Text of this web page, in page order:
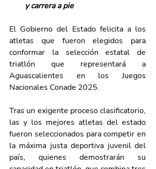
y carrera a pie
El Gobierno del Estado felicita a los
atletas que fueron elegidos para
conformar la selección estatal de
triatlón que representará a
Aguascalientes en los Juegos
Nacionales Conade 2025.
Tras un exigente proceso clasificatorio,
las y los mejores atletas del estado
fueron seleccionados para competir en
la máxima justa deportiva juvenil del
país, quienes demostrarán su